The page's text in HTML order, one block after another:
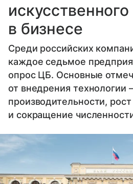
в бизнесе
Среди российских
каждое седьмое
опрос ЦБ. Основные
от внедрения
производительности,
и сокращение